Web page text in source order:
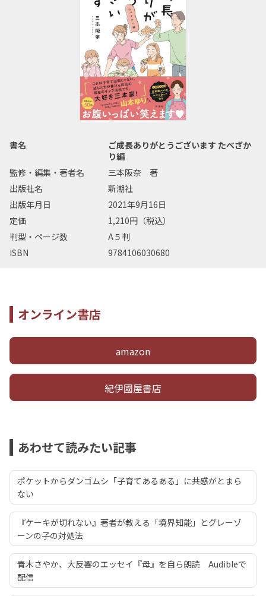
書名
ご成長ありがとうございます たべざか
り編
監修・編集・著者名
三本阪奈 著
出版社名
新潮社
出版年月日
2021年9月16日
定価
1,210円（税込）
判型・ページ数
A５判
ISBN
9784106030680
オンライン書店
amazon
紀伊國屋書店
あわせて読みたい記事
ポケットからダンゴムシ「子育てあるある」に共感がとまら
ない
『ケーキが切れない』著者が教える「境界知能」とグレーゾ
ーンの子の対処法
青木さやか、大反響のエッセイ『母』を自ら朗読 Audibleで
配信